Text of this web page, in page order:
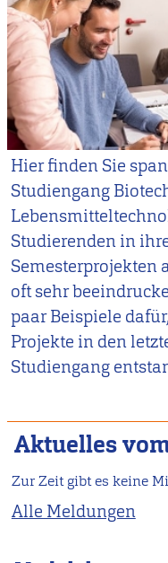
Hier finden Sie
Studiengang
Studierenden in
Semesterprojekten
oft sehr
paar Beispiele
Projekte in den
Studiengang
Aktuelles
Zur Zeit gibt es keine
Alle Meldungen